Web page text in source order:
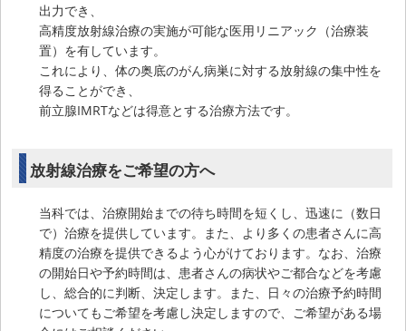
出力でき、
高精度放射線治療の実施が可能な医用リニアック（治療装
置）を有しています。
これにより、体の奥底のがん病巣に対する放射線の集中性を
得ることができ、
前立腺IMRTなどは得意とする治療方法です。
放射線治療をご希望の方へ
当科では、治療開始までの待ち時間を短くし、迅速に（数日
で）治療を提供しています。また、より多くの患者さんに高
精度の治療を提供できるよう心がけております。なお、治療
の開始日や予約時間は、患者さんの病状やご都合などを考慮
し、総合的に判断、決定します。また、日々の治療予約時間
についてもご希望を考慮し決定しますので、ご希望がある場